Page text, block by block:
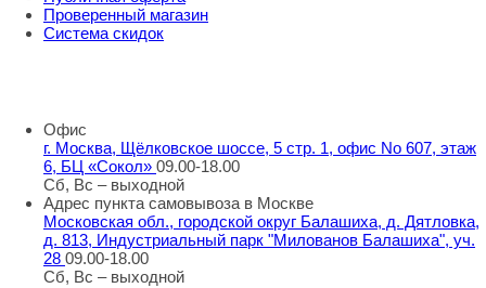
Проверенный магазин
Система скидок
Офис
г. Москва, Щёлковское шоссе, 5 стр. 1, офис No 607, этаж
6, БЦ «Сокол» 09.00-18.00
Сб, Вс – выходной
Адрес пункта самовывоза в Москве
Московская обл., городской округ Балашиха, д. Дятловка,
д. 813, Индустриальный парк "Милованов Балашиха", уч.
28 09.00-18.00
Сб, Вс – выходной